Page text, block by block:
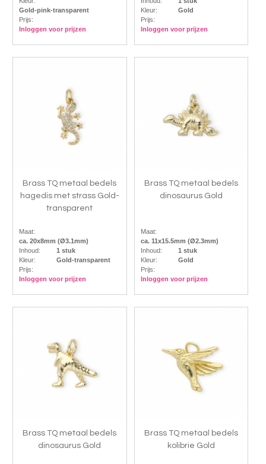
Gold-pink-transparent
Prijs:
Inloggen voor prijzen
Kleur:
Gold
Prijs:
Inloggen voor prijzen
Brass TQ metaal bedels
hagedis met strass Gold-
transparent
Maat:
ca. 20x8mm (Ø3.1mm)
Inhoud:
1 stuk
Kleur:
Gold-transparent
Prijs:
Inloggen voor prijzen
Brass TQ metaal bedels
dinosaurus Gold
Maat:
ca. 11x15.5mm (Ø2.3mm)
Inhoud:
1 stuk
Kleur:
Gold
Prijs:
Inloggen voor prijzen
Brass TQ metaal bedels
dinosaurus Gold
Brass TQ metaal bedels
kolibrie Gold